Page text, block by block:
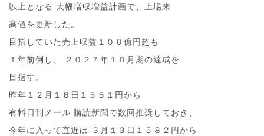
以上となる 大幅増収増益計画で、上場来
高値を更新した。
目指していた売上収益１００億円超も
１年前倒し、 ２０２７年１０月期の達成を
目指す。
昨年１２月１６日１５５１円から
有料日刊メール 購読新聞で数回推奨しておき、
今年に入って直近は ３月１３日１５８２円から